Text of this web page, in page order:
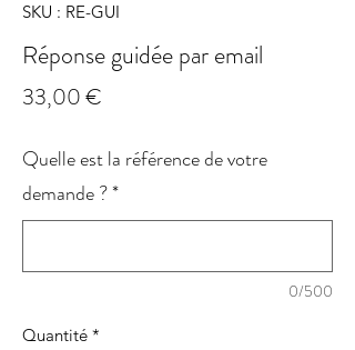
SKU : RE-GUI
Réponse guidée par email
33,00 €
Quelle est la référence de votre
demande ?*
0/500
Quantité *